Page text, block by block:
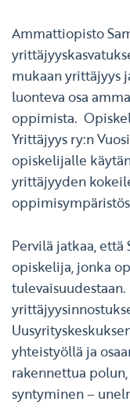
Ammattiopisto
mukaan yrittäjyys
luonteva osa
oppimista.
Yrittäjyys ry:n
opiskelijalle
yrittäjyyden
Pervilä jatkaa,
opiskelija, jonka
yhteistyöllä ja
rakennettua
syntyminen –